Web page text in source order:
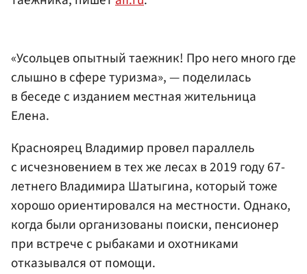
«Усольцев опытный таежник! Про него много где
слышно в сфере туризма», — поделилась
в беседе с изданием местная жительница
Елена.
Красноярец Владимир провел параллель
с исчезновением в тех же лесах в 2019 году 67-
летнего Владимира Шатыгина, который тоже
хорошо ориентировался на местности. Однако,
когда были организованы поиски, пенсионер
при встрече с рыбаками и охотниками
отказывался от помощи.